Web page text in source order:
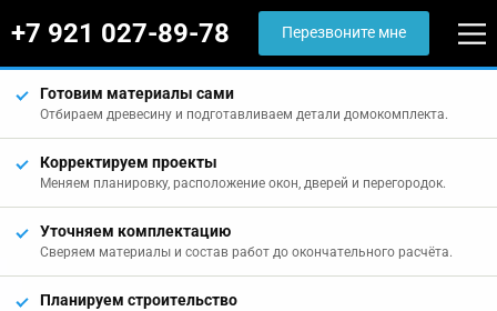
+7 921 027-89-78 Перезвоните мне
Готовим материалы сами
Отбираем древесину и подготавливаем детали домокомплекта.
Корректируем проекты
Меняем планировку, расположение окон, дверей и перегородок.
Уточняем комплектацию
Сверяем материалы и состав работ до окончательного расчёта.
Планируем строительство